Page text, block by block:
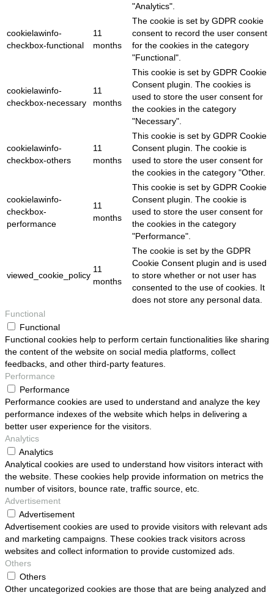
"Analytics".
cookielawinfo-
checkbox-functional
11
months
The cookie is set by GDPR cookie
consent to record the user consent
for the cookies in the category
"Functional".
cookielawinfo-
checkbox-necessary
11
months
This cookie is set by GDPR Cookie
Consent plugin. The cookies is
used to store the user consent for
the cookies in the category
"Necessary".
cookielawinfo-
checkbox-others
11
months
This cookie is set by GDPR Cookie
Consent plugin. The cookie is
used to store the user consent for
the cookies in the category "Other.
cookielawinfo-
checkbox-
performance
11
months
This cookie is set by GDPR Cookie
Consent plugin. The cookie is
used to store the user consent for
the cookies in the category
"Performance".
viewed_cookie_policy
11
months
The cookie is set by the GDPR
Cookie Consent plugin and is used
to store whether or not user has
consented to the use of cookies. It
does not store any personal data.
Functional
Functional
Functional cookies help to perform certain functionalities like sharing
the content of the website on social media platforms, collect
feedbacks, and other third-party features.
Performance
Performance
Performance cookies are used to understand and analyze the key
performance indexes of the website which helps in delivering a
better user experience for the visitors.
Analytics
Analytics
Analytical cookies are used to understand how visitors interact with
the website. These cookies help provide information on metrics the
number of visitors, bounce rate, traffic source, etc.
Advertisement
Advertisement
Advertisement cookies are used to provide visitors with relevant ads
and marketing campaigns. These cookies track visitors across
websites and collect information to provide customized ads.
Others
Others
Other uncategorized cookies are those that are being analyzed and